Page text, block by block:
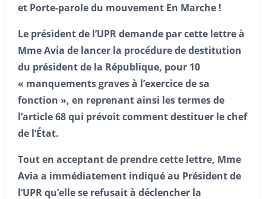
et Porte-parole du mouvement En Marche !
Le président de l’UPR demande par cette lettre à
Mme Avia de lancer la procédure de destitution
du président de la République, pour 10
« manquements graves à l’exercice de sa
fonction », en reprenant ainsi les termes de
l’article 68 qui prévoit comment destituer le chef
de l’État.
Tout en acceptant de prendre cette lettre, Mme
Avia a immédiatement indiqué au Président de
l’UPR qu’elle se refusait à déclencher la